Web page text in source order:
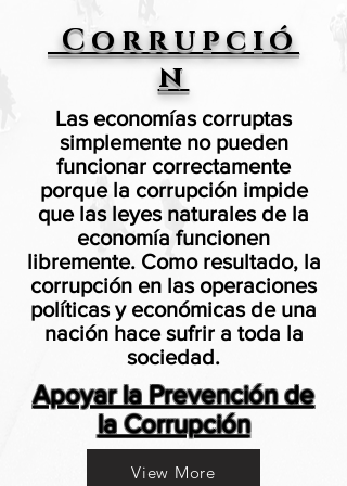
Corrupció
n
Las economías corruptas
simplemente no pueden
funcionar correctamente
porque la corrupción impide
que las leyes naturales de la
economía funcionen
libremente. Como resultado, la
corrupción en las operaciones
políticas y económicas de una
nación hace sufrir a toda la
sociedad.
Apoyar la Prevención de
la Corrupción
View More